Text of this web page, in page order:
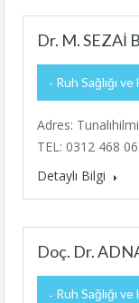
Dr. M. SEZAİ
Ruh Sağlığı
Adres:
TEL: 0312 468
Detaylı Bilgi
Doç. Dr.
Ruh Sağlığı